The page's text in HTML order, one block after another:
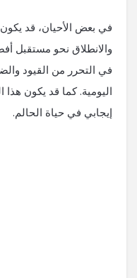
في بعض الأحيان، قد يكون
والانطلاق نحو مستقبل
في التحرر من القيود
اليومية. كما قد يكون هذا
إيجابي في حياة الحالم.